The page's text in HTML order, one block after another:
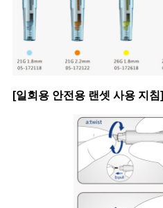
[일회용 안전용 랜셋 사용 지침]